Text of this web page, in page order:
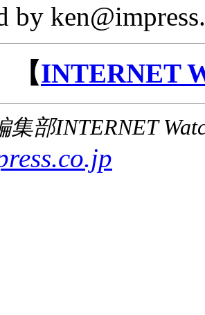
by
【INTERNET
集部INTERNET